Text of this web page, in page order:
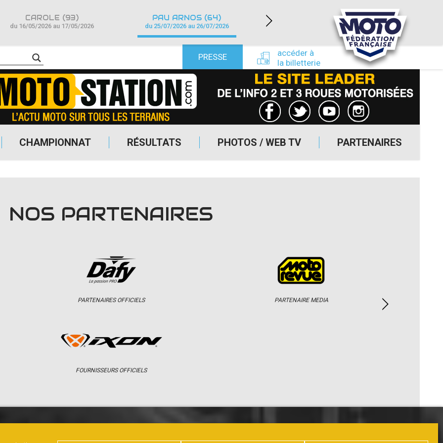
CHAMPIONNAT RÉSULTATS PHOTOS / WEB TV PARTENAIRES
PRESSE
accéder à
la billetterie
CAROLE (93)
du 16/05/2026 au 17/05/2026
PAU ARNOS (64)
du 25/07/2026 au 26/07/2026
LÉDENON (30)
du 22/08/2026 au 23/08/2026
NOS PARTENAIRES
PARTENAIRES OFFICIELS
FOURNISSEURS OFFICIELS
PARTENAIRE MEDIA
CHAMPIONNAT RÉSULTATS PHOTOS / WEB TV PARTENAIRES